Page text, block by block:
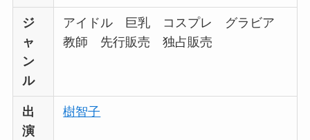
ジ
ャ
ン
ル
アイドル 巨乳 コスプレ グラビア
教師 先行販売 独占販売
出
演
樹智子